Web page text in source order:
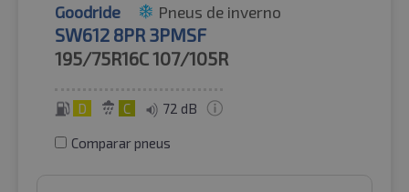
Goodride Pneus de inverno
SW612 8PR 3PMSF
195/75R16C107/105R
D C 72 dB
Comparar pneus